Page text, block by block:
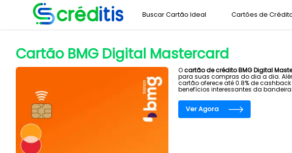
Buscar Cartão Ideal Cartões de
Cartão BMG Digital Mastercard
Ocartão de crédito BMG Digital
para suas compras do dia a dia.
cartão oferece até 0.8% de
benefícios interessantes da
Ver Agora